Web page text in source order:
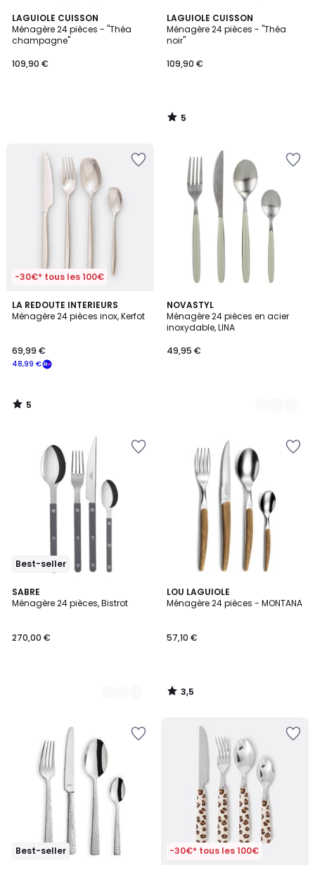
LAGUIOLE CUISSON
Ménagère 24 pièces - "Théa
champagne"
109,90 €
LAGUIOLE CUISSON
Ménagère 24 pièces - "Théa
noir"
109,90 €
5
/
5
5
/
-30€* tous les 100€
LA REDOUTE INTERIEURS
Ménagère 24 pièces inox, Kerfot
48,99 €
69,99 €
5
/
5
/
NOVASTYL
Ménagère 24 pièces en acier
inoxydable, LINA
49,95 €
3
Couleurs
Best-seller
SABRE
Ménagère 24 pièces, Bistrot
270,00 €
26
Couleurs
LOU LAGUIOLE
Ménagère 24 pièces - MONTANA
57,10 €
3,5
/ 5
3,5
/
Best-seller -30€* tous les 100€